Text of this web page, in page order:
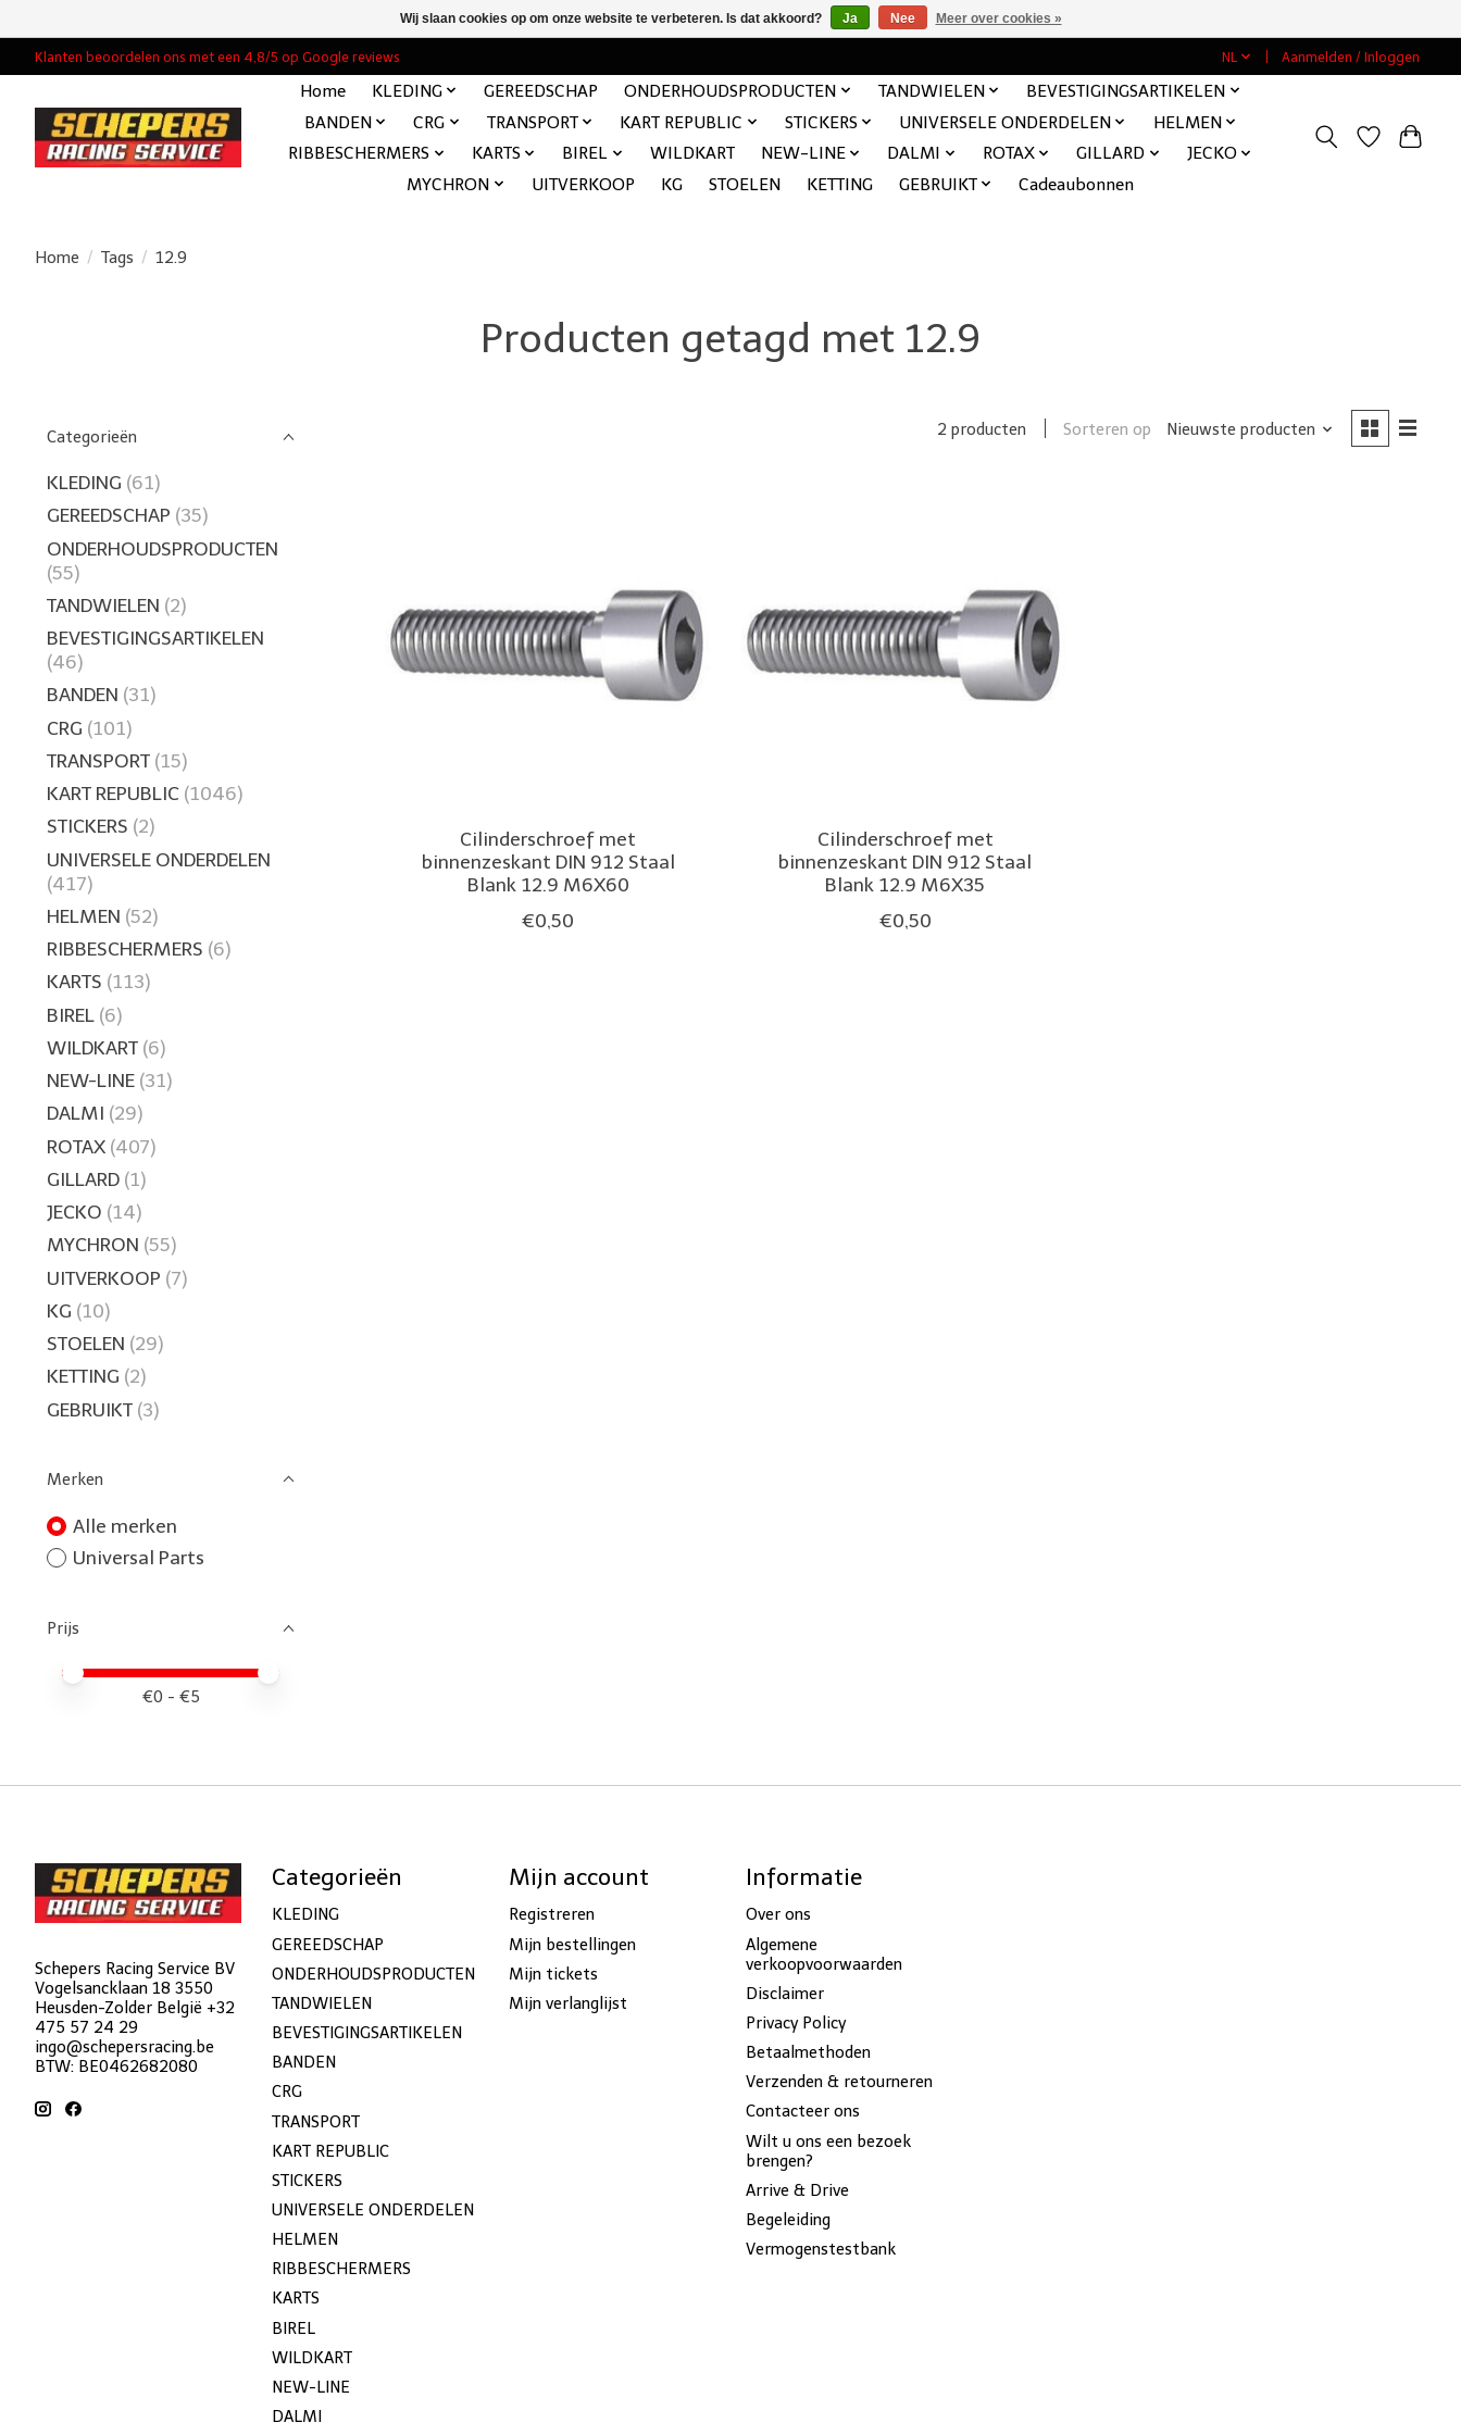
Klanten beoordelen ons met een 4,8/5 op Google reviews NL Aanmelden / Inloggen
Home KLEDING GEREEDSCHAP ONDERHOUDSPRODUCTEN TANDWIELEN
BEVESTIGINGSARTIKELEN
BANDEN
CRG TRANSPORT KART REPUBLIC STICKERS UNIVERSELE ONDERDELEN
HELMEN
RIBBESCHERMERS
KARTS BIREL WILDKART NEW-LINE DALMI ROTAX GILLARD
JECKO
MYCHRON
UITVERKOOP KG STOELEN KETTING GEBRUIKT Cadeaubonnen
Home / Tags / 12.9
Producten getagd met 12.9
Categorieën
KLEDING (61)
GEREEDSCHAP (35)
ONDERHOUDSPRODUCTEN
(55)
TANDWIELEN (2)
BEVESTIGINGSARTIKELEN
(46)
BANDEN (31)
CRG (101)
TRANSPORT (15)
KART REPUBLIC (1046)
STICKERS (2)
UNIVERSELE ONDERDELEN
(417)
HELMEN (52)
RIBBESCHERMERS (6)
KARTS (113)
BIREL (6)
WILDKART (6)
NEW-LINE (31)
DALMI (29)
ROTAX (407)
GILLARD (1)
JECKO (14)
MYCHRON (55)
UITVERKOOP (7)
KG (10)
STOELEN (29)
KETTING (2)
GEBRUIKT (3)
Merken
Alle merken
Universal Parts
Prijs
Minimale prijswaarde
Price maximum value
€0 - €5
2 producten Sorteren op Nieuwste producten
Cilinderschroef met
binnenzeskant DIN 912 Staal
Blank 12.9 M6X60
€0,50
Cilinderschroef met
binnenzeskant DIN 912 Staal
Blank 12.9 M6X35
€0,50
Schepers Racing Service BV
Vogelsancklaan 18 3550
Heusden-Zolder België +32
475 57 24 29
ingo@schepersracing.be
BTW: BE0462682080
Categorieën
KLEDING
GEREEDSCHAP
ONDERHOUDSPRODUCTEN
TANDWIELEN
BEVESTIGINGSARTIKELEN
BANDEN
CRG
TRANSPORT
KART REPUBLIC
STICKERS
UNIVERSELE ONDERDELEN
HELMEN
RIBBESCHERMERS
KARTS
BIREL
WILDKART
NEW-LINE
DALMI
Mijn account
Registreren
Mijn bestellingen
Mijn tickets
Mijn verlanglijst
Informatie
Over ons
Algemene
verkoopvoorwaarden
Disclaimer
Privacy Policy
Betaalmethoden
Verzenden & retourneren
Contacteer ons
Wilt u ons een bezoek
brengen?
Arrive & Drive
Begeleiding
Vermogenstestbank
Wij slaan cookies op om onze website te verbeteren. Is dat akkoord? Ja Nee Meer over cookies »